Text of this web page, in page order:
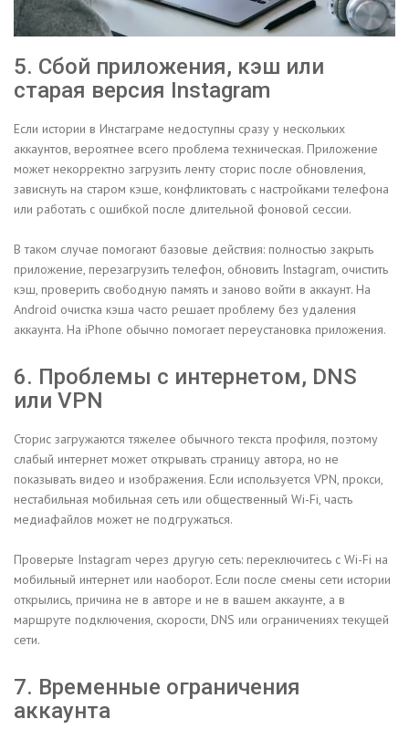
5. Сбой приложения, кэш или
старая версия Instagram
Если истории в Инстаграме недоступны сразу у нескольких
аккаунтов, вероятнее всего проблема техническая. Приложение
может некорректно загрузить ленту сторис после обновления,
зависнуть на старом кэше, конфликтовать с настройками телефона
или работать с ошибкой после длительной фоновой сессии.
В таком случае помогают базовые действия: полностью закрыть
приложение, перезагрузить телефон, обновить Instagram, очистить
кэш, проверить свободную память и заново войти в аккаунт. На
Android очистка кэша часто решает проблему без удаления
аккаунта. На iPhone обычно помогает переустановка приложения.
6. Проблемы с интернетом, DNS
или VPN
Сторис загружаются тяжелее обычного текста профиля, поэтому
слабый интернет может открывать страницу автора, но не
показывать видео и изображения. Если используется VPN, прокси,
нестабильная мобильная сеть или общественный Wi-Fi, часть
медиафайлов может не подгружаться.
Проверьте Instagram через другую сеть: переключитесь с Wi-Fi на
мобильный интернет или наоборот. Если после смены сети истории
открылись, причина не в авторе и не в вашем аккаунте, а в
маршруте подключения, скорости, DNS или ограничениях текущей
сети.
7. Временные ограничения
аккаунта